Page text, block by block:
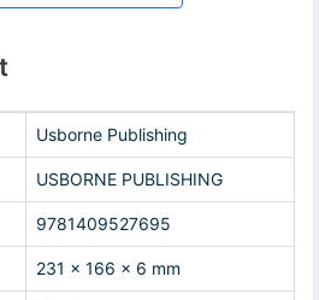
Usborne Publishing
USBORNE PUBLISHING
9781409527695
231 x 166 x 6 mm